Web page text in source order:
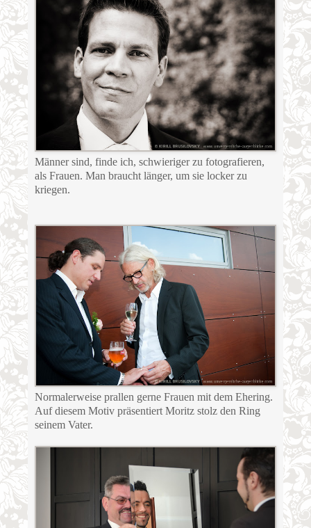
Männer sind, finde ich, schwieriger zu fotografieren,
als Frauen. Man braucht länger, um sie locker zu
kriegen.
Normalerweise prallen gerne Frauen mit dem Ehering.
Auf diesem Motiv präsentiert Moritz stolz den Ring
seinem Vater.